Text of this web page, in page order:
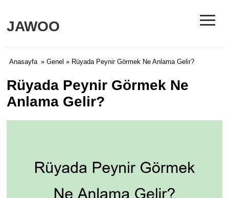
JAWOO ≡
Anasayfa » Genel » Rüyada Peynir Görmek Ne Anlama Gelir?
Rüyada Peynir Görmek Ne
Anlama Gelir?